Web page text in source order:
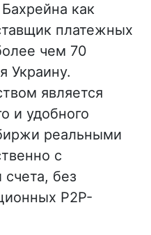
как
платежных
чем 70
Украину.
является
и удобного
реальными
с
без
P2P-